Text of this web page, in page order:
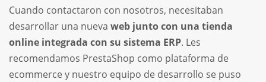
Cuando contactaron con nosotros, necesitaban
desarrollar una nueva web junto con una tienda
online integrada con su sistema ERP. Les
recomendamos PrestaShop como plataforma de
ecommerce y nuestro equipo de desarrollo se puso